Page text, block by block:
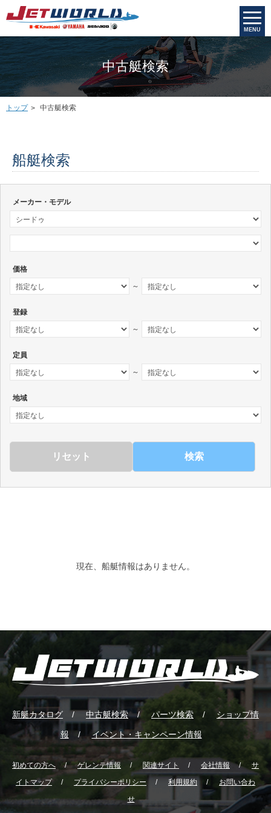
MENU
中古艇検索
トップ 中古艇検索
船艇検索
メーカー・モデル
価格
～
登録
～
定員
～
地域
検索
現在、船艇情報はありません。
新艇カタログ 中古艇検索 パーツ検索 ショップ情
報 イベント・キャンペーン情報
初めての方へ ゲレンテ情報 関連サイト 会社情報
サ
イトマップ
プライバシーポリシー 利用規約
お問い合わ
せ